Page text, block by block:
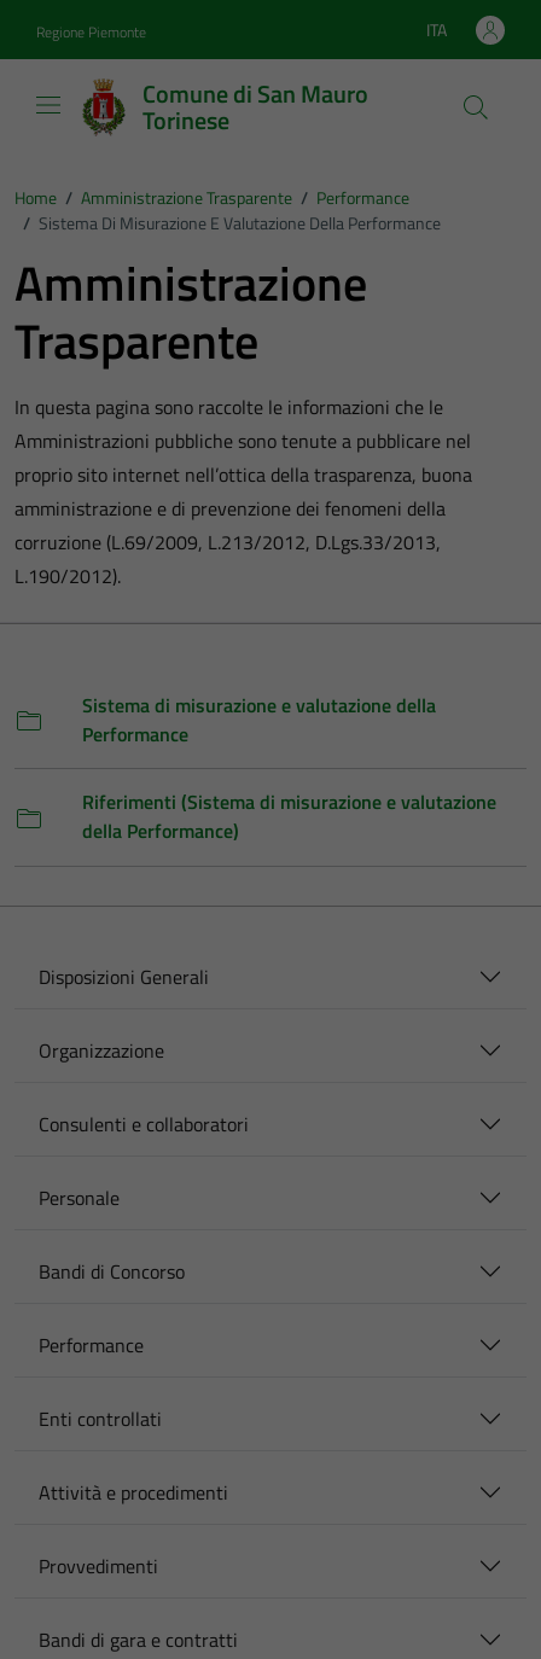
Regione Piemonte Lingua attiva:
ITA
Comune di San Mauro
Torinese
Home / Amministrazione Trasparente / Performance
/ Sistema Di Misurazione E Valutazione Della Performance
Amministrazione
Trasparente
In questa pagina sono raccolte le informazioni che le
Amministrazioni pubbliche sono tenute a pubblicare nel
proprio sito internet nell’ottica della trasparenza, buona
amministrazione e di prevenzione dei fenomeni della
corruzione (L.69/2009, L.213/2012, D.Lgs.33/2013,
L.190/2012).
Sistema di misurazione e valutazione della
Performance
Riferimenti (Sistema di misurazione e valutazione
della Performance)
Disposizioni Generali
Organizzazione
Consulenti e collaboratori
Personale
Bandi di Concorso
Performance
Enti controllati
Attività e procedimenti
Provvedimenti
Bandi di gara e contratti